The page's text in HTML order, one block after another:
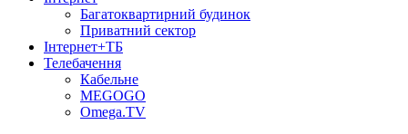
Багатоквартирний будинок
Приватний сектор
Інтернет+ТБ
Телебачення
Кабельне
MEGOGO
Omega.TV